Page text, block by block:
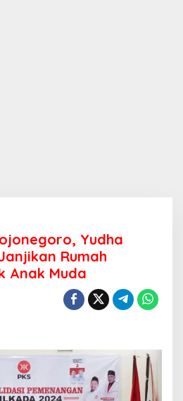
Yudha
Rumah
Anak Muda